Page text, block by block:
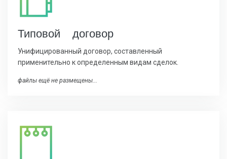
Типовой договор
Унифицированный договор, составленный
применительно к определенным видам сделок.
файлы ещё не размещены...